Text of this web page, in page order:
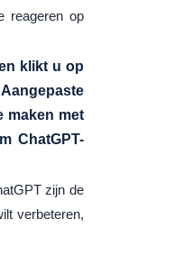
reageren op
klikt u op
maken met
ChatGPT-
zijn de
verbeteren,